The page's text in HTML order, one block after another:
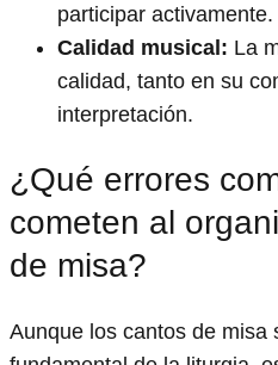
participar activamente.
Calidad musical: La
calidad, tanto en su
interpretación.
¿Qué errores
cometen al
de misa?
Aunque los cantos de misa